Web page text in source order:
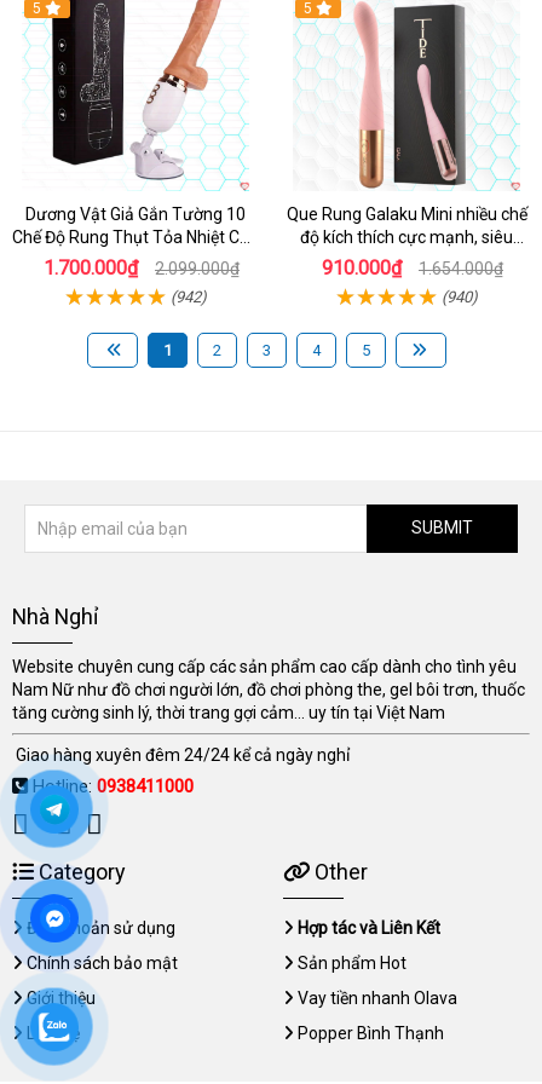
Hot
5
Dương Vật Giả Gắn Tường 10
Chế Độ Rung Thụt Tỏa Nhiệt Cao
Cấp
1.700.000₫ 2.099.000₫
(942)
Hot
5
Que Rung Galaku Mini nhiều chế
độ kích thích cực mạnh, siêu
sướng
910.000₫ 1.654.000₫
(940)
1 2 3 4 5
SUBMIT
Nhà Nghỉ
Website chuyên cung cấp các sản phẩm cao cấp dành cho tình yêu
Nam Nữ như đồ chơi người lớn, đồ chơi phòng the, gel bôi trơn, thuốc
tăng cường sinh lý, thời trang gợi cảm... uy tín tại Việt Nam
Giao hàng xuyên đêm 24/24 kể cả ngày nghỉ
Hotline: 0938411000
Category
Điều khoản sử dụng
Chính sách bảo mật
Giới thiệu
Liên hệ
Other
Hợp tác và Liên Kết
Sản phẩm Hot
Vay tiền nhanh Olava
Popper Bình Thạnh